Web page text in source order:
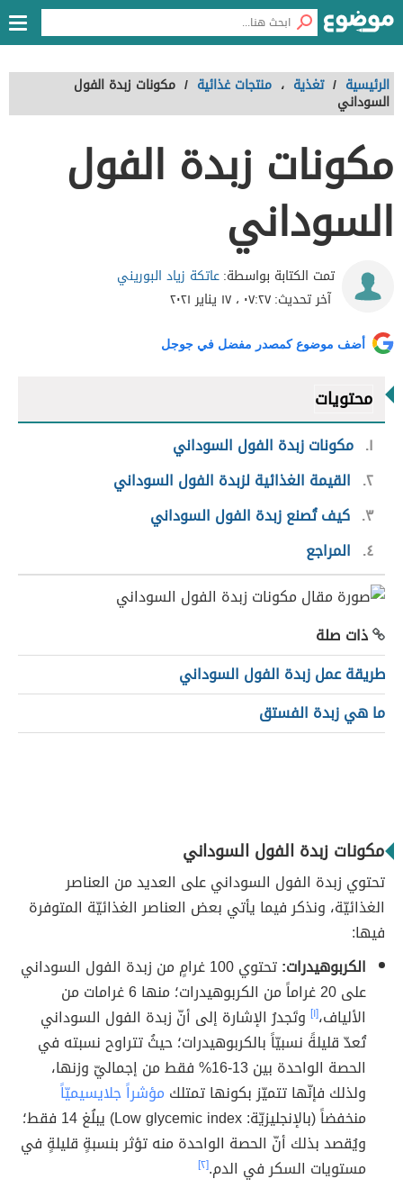
الرئيسية / تغذية ، منتجات غذائية / مكونات زبدة الفول
السوداني
مكونات زبدة الفول
السوداني
تمت الكتابة بواسطة:عاتكة زياد البوريني
آخر تحديث:٠٧:٢٧ ، ١٧ يناير ٢٠٢١
أضف موضوع كمصدر مفضل في جوجل
محتويات
١ مكونات زبدة الفول السوداني
٢ القيمة الغذائية لزبدة الفول السوداني
٣ كيف تُصنع زبدة الفول السوداني
٤
المراجع
ذات صلة
طريقة عمل زبدة الفول السوداني
ما هي زبدة الفستق
مكونات زبدة الفول السوداني
تحتوي زبدة الفول السوداني على العديد من العناصر
الغذائيّة، ونذكر فيما يأتي بعض العناصر الغذائيّة المتوفرة
فيها:
الكربوهيدرات:
تحتوي 100 غرامٍ من زبدة الفول السوداني
على 20 غراماً من الكربوهيدرات؛ منها 6 غرامات من
الألياف،[١] وتَجدرُ الإشارة إلى أنّ زبدة الفول السوداني
تُعدّ قليلةً نسبيّاً بالكربوهيدرات؛ حيثُ تتراوح نسبته في
الحصة الواحدة بين 13-16% فقط من إجماليّ وزنها،
ولذلك فإنّها تتميّز بكونها تمتلك مؤشراً جلايسيميّاً
منخفضاً (بالإنجليزيّة: Low glycemic index) يبلُغ 14 فقط؛
ويُقصد بذلك أنّ الحصة الواحدة منه تؤثر بنسبةٍ قليلةٍ في
مستويات السكر في الدم.[٢]